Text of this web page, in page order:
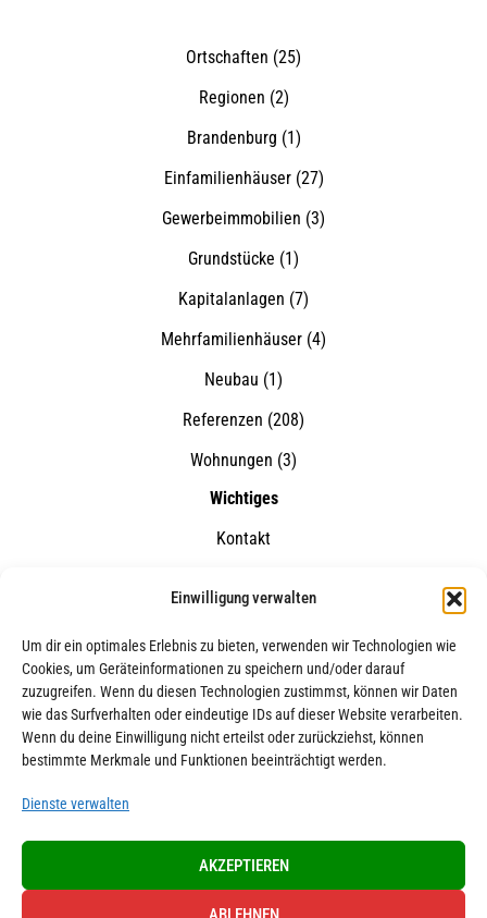
Einwilligung verwalten
Um dir ein optimales Erlebnis zu bieten, verwenden wir Technologien wie
Cookies, um Geräteinformationen zu speichern und/oder darauf
zuzugreifen. Wenn du diesen Technologien zustimmst, können wir Daten
wie das Surfverhalten oder eindeutige IDs auf dieser Website verarbeiten.
Wenn du deine Einwilligung nicht erteilst oder zurückziehst, können
bestimmte Merkmale und Funktionen beeinträchtigt werden.
Dienste verwalten
AKZEPTIEREN
Ortschaften (25)
Regionen (2)
Brandenburg (1)
Einfamilienhäuser(27)
Gewerbeimmobilien (3)
Grundstücke (1)
Kapitalanlagen (7)
Mehrfamilienhäuser (4)
Neubau (1)
Referenzen (208)
Wohnungen (3)
Wichtiges
Kontakt
Impressum
Externe Quellen
Kontakt
03925 / 301174